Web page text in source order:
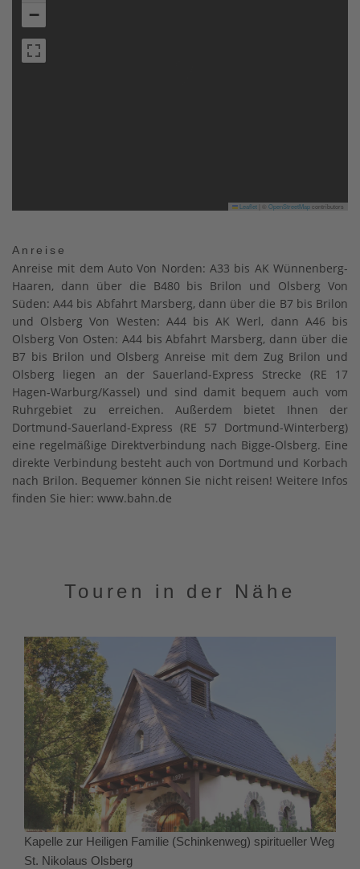
−
Leaflet OpenStreetMapcontributors
Anreise
Anreise mit dem Auto Von Norden: A33 bis AK Wünnenberg-
Haaren, dann über die B480 bis Brilon und Olsberg Von
Süden: A44 bis Abfahrt Marsberg, dann über die B7 bis Brilon
und Olsberg Von Westen: A44 bis AK Werl, dann A46 bis
Olsberg Von Osten: A44 bis Abfahrt Marsberg, dann über die
B7 bis Brilon und Olsberg Anreise mit dem Zug Brilon und
Olsberg liegen an der Sauerland-Express Strecke (RE 17
Hagen-Warburg/Kassel) und sind damit bequem auch vom
Ruhrgebiet zu erreichen. Außerdem bietet Ihnen der
Dortmund-Sauerland-Express (RE 57 Dortmund-Winterberg)
eine regelmäßige Direktverbindung nach Bigge-Olsberg. Eine
direkte Verbindung besteht auch von Dortmund und Korbach
nach Brilon. Bequemer können Sie nicht reisen! Weitere Infos
finden Sie hier: www.bahn.de
Touren in der Nähe
Kapelle zur Heiligen Familie (Schinkenweg) spiritueller Weg
St. Nikolaus Olsberg